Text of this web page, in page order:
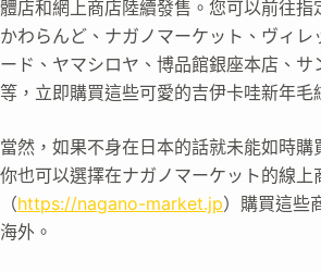
體店和網上商店陸續發售。您可以前往指
かわらんど、ナガノマーケット、ヴィレ
ード、ヤマシロヤ、博品館銀座本店、サ
等，立即購買這些可愛的吉伊卡哇新年毛
當然，如果不身在日本的話就未能如時購
你也可以選擇在ナガノマーケット的線上
（https://nagano-market.jp）購買這些
海外。